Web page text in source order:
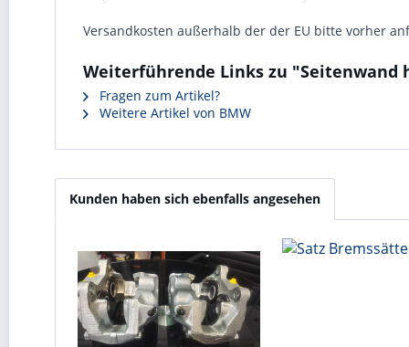
Versandkosten außerhalb der der EU bitte vorher
Weiterführende Links zu "Seitenwand
Fragen zum Artikel?
Weitere Artikel von BMW
Kunden haben sich ebenfalls angesehen